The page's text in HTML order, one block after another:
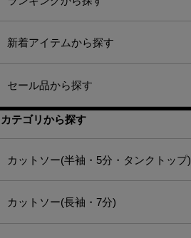
新着アイテムから探す
セール品から探す
カテゴリから探す
カットソー(半袖・5分・タンクトップ)
カットソー(長袖・7分)